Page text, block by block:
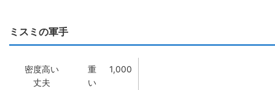
ミスミの軍手
密度高い
丈夫
重
い
1,000